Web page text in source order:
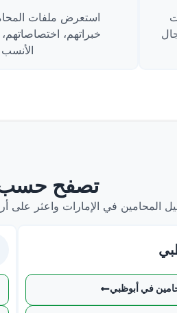
استعرض ملفات
خبراتهم، اختصاصاتهم،
الأنسب
تصفح حسب
المحامين في الإمارات واعثر
في أبوظبي